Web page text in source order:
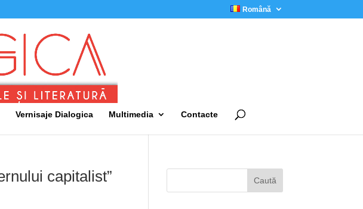
Română
Vernisaje Dialogica Multimedia Contacte
capitalist”